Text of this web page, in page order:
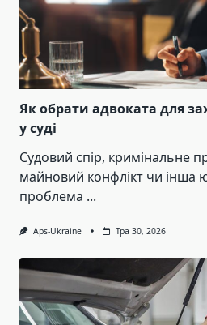
Як обрати адвоката для
у суді
Судовий спір, кримінальне
майновий конфлікт чи інша
проблема ...
Aps-Ukraine Тра 30, 2026